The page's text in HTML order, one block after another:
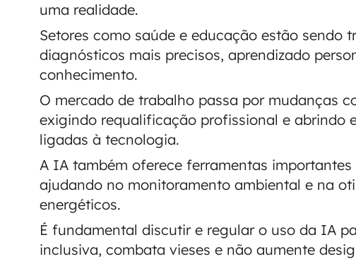
uma realidade.
Setores como saúde e educação estão sendo
diagnósticos mais precisos, aprendizado
conhecimento.
O mercado de trabalho passa por mudanças
exigindo requalificação profissional e abrindo
ligadas à tecnologia.
A IA também oferece ferramentas
ajudando no monitoramento ambiental e na
energéticos.
É fundamental discutir e regular o uso da IA
inclusiva, combata vieses e não aumente